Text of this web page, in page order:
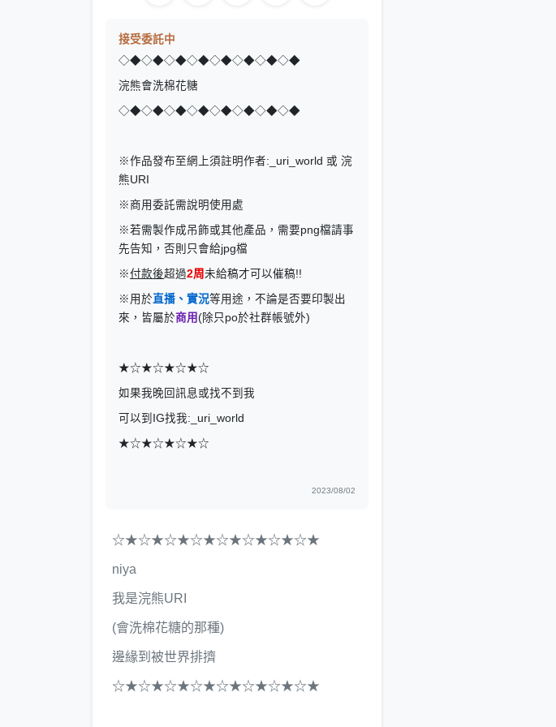
接受委託中
◇◆◇◆◇◆◇◆◇◆◇◆◇◆◇◆
浣熊會洗棉花糖
◇◆◇◆◇◆◇◆◇◆◇◆◇◆◇◆
※作品發布至網上須註明作者:_uri_world 或 浣
熊URI
※商用委託需說明使用處
※若需製作成吊飾或其他產品，需要png檔請事
先告知，否則只會給jpg檔
※付款後超過2周 未給稿才可以催稿!!
※用於 直播、實況等用途，不論是否要印製出
來，皆屬於商用 (除只po於社群帳號外)
★☆★☆★☆★☆
如果我晚回訊息或找不到我
可以到IG找我:_uri_world
★☆★☆★☆★☆
2023/08/02
☆★☆★☆★☆★☆★☆★☆★☆★
niya
我是浣熊URI
(會洗棉花糖的那種)
邊緣到被世界排擠
☆★☆★☆★☆★☆★☆★☆★☆★